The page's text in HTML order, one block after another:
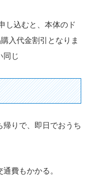
し込むと、本体のド
入代金割引となりま
同じ
りで、即日でおうち
費もかかる。